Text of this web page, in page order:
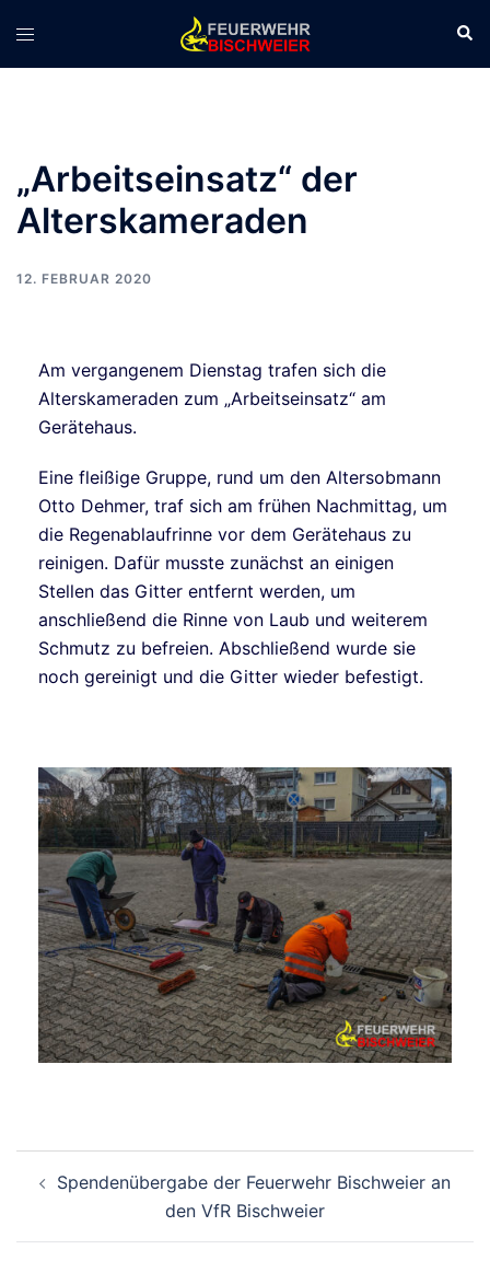
„Arbeitseinsatz“ der
Alterskameraden
12. FEBRUAR 2020
Am vergangenem Dienstag trafen sich die
Alterskameraden zum „Arbeitseinsatz“ am
Gerätehaus.
Eine fleißige Gruppe, rund um den Altersobmann
Otto Dehmer, traf sich am frühen Nachmittag, um
die Regenablaufrinne vor dem Gerätehaus zu
reinigen. Dafür musste zunächst an einigen
Stellen das Gitter entfernt werden, um
anschließend die Rinne von Laub und weiterem
Schmutz zu befreien. Abschließend wurde sie
noch gereinigt und die Gitter wieder befestigt.
Spendenübergabe der Feuerwehr Bischweier an
den VfR Bischweier